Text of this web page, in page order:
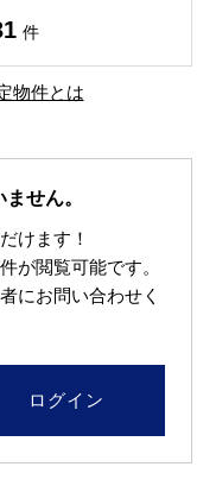
件
物件とは
せん。
けます！
が閲覧可能です。
にお問い合わせく
ログイン